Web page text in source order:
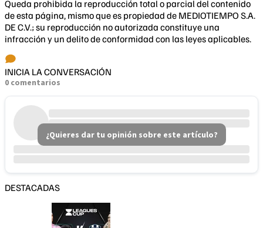
Queda prohibida la reproducción total o parcial del contenido
de esta página, mismo que es propiedad de MEDIOTIEMPO S.A.
DE C.V.; su reproducción no autorizada constituye una
infracción y un delito de conformidad con las leyes aplicables.
INICIA LA CONVERSACIÓN
0 comentarios
¿Quieres dar tu opinión sobre este artículo?
DESTACADAS